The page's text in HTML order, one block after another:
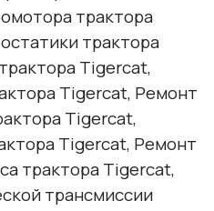
трактора
трактора
Tigercat,
Tigercat, Ремонт
Tigercat,
Tigercat, Ремонт
трактора Tigercat,
трансмиссии